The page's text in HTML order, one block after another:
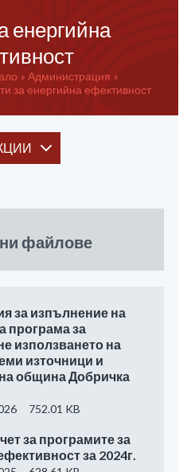
енергийна
Администрация
за енергийна ефективност
файлове
за изпълнение на
програма за
използването на
източници и
община Добричка
752.01 KB
за програмите за
за 2024г.